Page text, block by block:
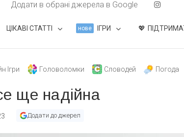
Додати в обрані джерела в Google
ЦІКАВІ СТАТТІ нове ІГРИ
Ігри Головоломки Словодей Погода
ще надійна
Додати до джерел